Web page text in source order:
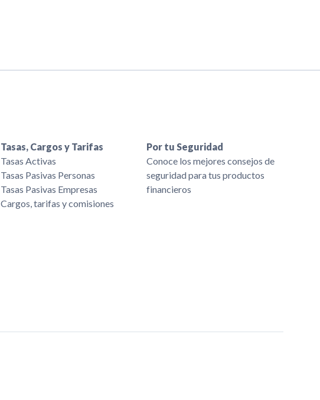
Tasas, Cargos y Tarifas
Tasas Activas
Tasas Pasivas Personas
Tasas Pasivas Empresas
Cargos, tarifas y comisiones
Por tu Seguridad
Conoce los mejores consejos de
seguridad para tus productos
financieros